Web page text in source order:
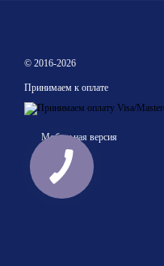
© 2016-2026
Принимаем к оплате
Мобильная версия